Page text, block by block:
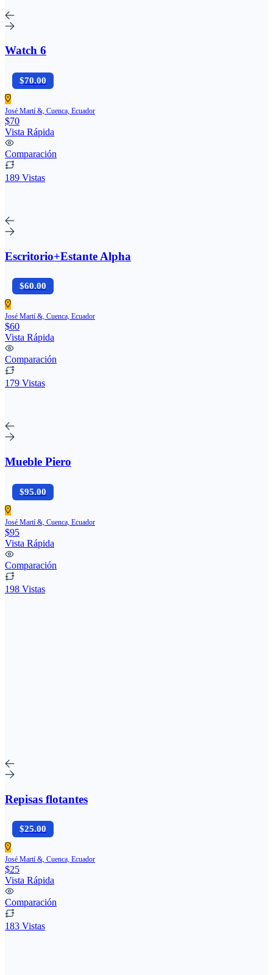
Watch 6
$70.00
José Martí &, Cuenca, Ecuador
$70
Vista Rápida
Comparación
189 Vistas
Escritorio+Estante Alpha
$60.00
José Martí &, Cuenca, Ecuador
$60
Vista Rápida
Comparación
179 Vistas
Mueble Piero
$95.00
José Martí &, Cuenca, Ecuador
$95
Vista Rápida
Comparación
198 Vistas
Repisas flotantes
$25.00
José Martí &, Cuenca, Ecuador
$25
Vista Rápida
Comparación
183 Vistas